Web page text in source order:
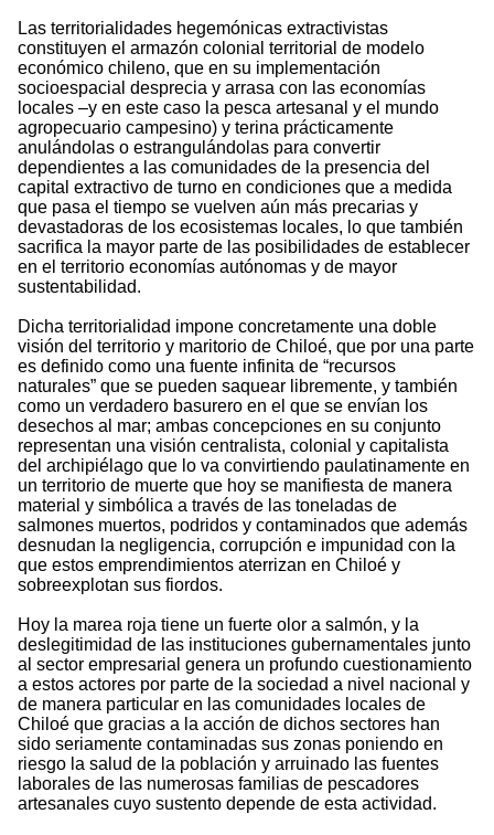
Las territorialidades hegemónicas extractivistas
constituyen el armazón colonial territorial de modelo
económico chileno, que en su implementación
socioespacial desprecia y arrasa con las economías
locales –y en este caso la pesca artesanal y el mundo
agropecuario campesino) y terina prácticamente
anulándolas o estrangulándolas para convertir
dependientes a las comunidades de la presencia del
capital extractivo de turno en condiciones que a medida
que pasa el tiempo se vuelven aún más precarias y
devastadoras de los ecosistemas locales, lo que también
sacrifica la mayor parte de las posibilidades de establecer
en el territorio economías autónomas y de mayor
sustentabilidad.
Dicha territorialidad impone concretamente una doble
visión del territorio y maritorio de Chiloé, que por una parte
es definido como una fuente infinita de “recursos
naturales” que se pueden saquear libremente, y también
como un verdadero basurero en el que se envían los
desechos al mar; ambas concepciones en su conjunto
representan una visión centralista, colonial y capitalista
del archipiélago que lo va convirtiendo paulatinamente en
un territorio de muerte que hoy se manifiesta de manera
material y simbólica a través de las toneladas de
salmones muertos, podridos y contaminados que además
desnudan la negligencia, corrupción e impunidad con la
que estos emprendimientos aterrizan en Chiloé y
sobreexplotan sus fiordos.
Hoy la marea roja tiene un fuerte olor a salmón, y la
deslegitimidad de las instituciones gubernamentales junto
al sector empresarial genera un profundo cuestionamiento
a estos actores por parte de la sociedad a nivel nacional y
de manera particular en las comunidades locales de
Chiloé que gracias a la acción de dichos sectores han
sido seriamente contaminadas sus zonas poniendo en
riesgo la salud de la población y arruinado las fuentes
laborales de las numerosas familias de pescadores
artesanales cuyo sustento depende de esta actividad.